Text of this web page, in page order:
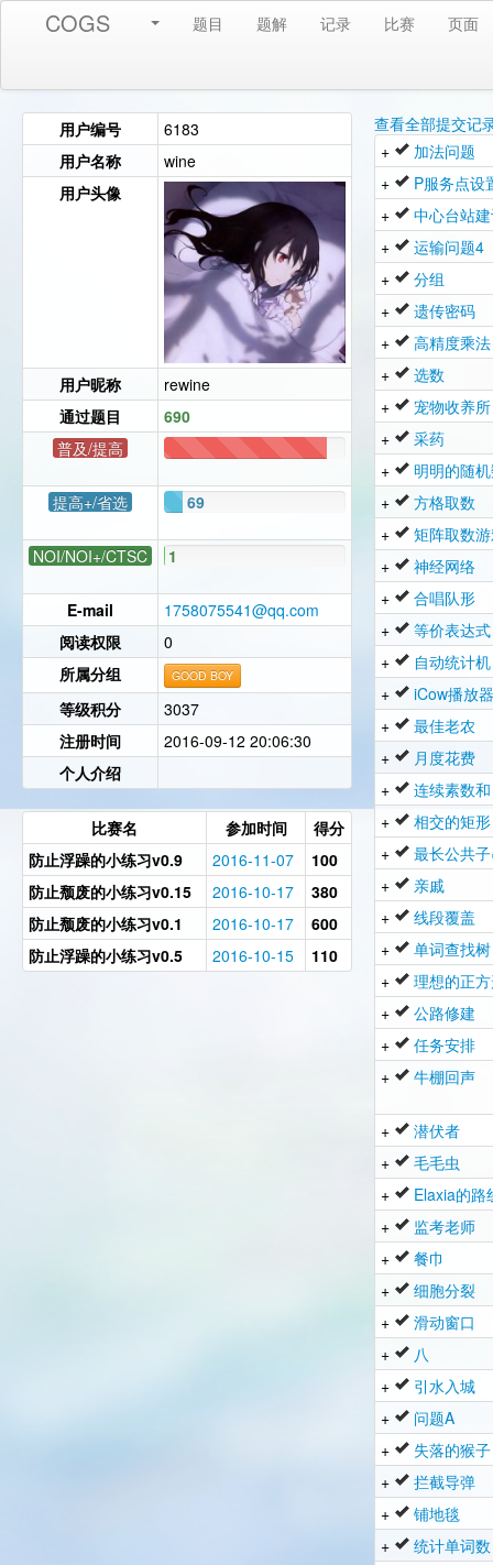
COGS 题目 题解 记录 比赛 页面
用户编号
6183
用户名称
wine
用户头像
用户昵称
rewine
通过题目
690
普及/提高
提高+/省选
69
NOI/NOI+/CTSC 1
E-mail
1758075541@qq.com
阅读权限
0
所属分组
GOOD BOY
等级积分
3037
注册时间
2016-09-12 20:06:30
个人介绍
比赛名 参加时间
得分
防止浮躁的小练习v0.9
2016-11-07
100
防止颓废的小练习v0.15
2016-10-17
380
防止颓废的小练习v0.1
2016-10-17
600
防止浮躁的小练习v0.5
2016-10-15 110
查看全部提交记
+
加法问题
+
P服务点设
+
中心台站
+
运输问题4
+
分组
+
遗传密码
+
高精度乘法
+
选数
+
宠物收养所
+
采药
+
明明的随
+
方格取数
+
矩阵取数
+
神经网络
+
合唱队形
+
等价表达式
+
自动统计机
+
iCow播放器
+
最佳老农
+
月度花费
+
连续素数和
+
相交的矩形
+
最长公共
+
亲戚
+
线段覆盖
+
单词查找树
+
理想的正
+
公路修建
+
任务安排
+
牛棚回声
+
潜伏者
+
毛毛虫
+
Elaxia的路
+
监考老师
+
餐巾
+
细胞分裂
+
滑动窗口
+
八
+
引水入城
+
问题A
+
失落的猴子
+
拦截导弹
+
铺地毯
+
统计单词数